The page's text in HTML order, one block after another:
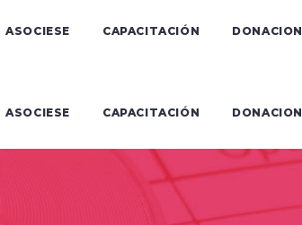
ASOCIESE CAPACITACIÓN DONACION
ASOCIESE CAPACITACIÓN DONACION